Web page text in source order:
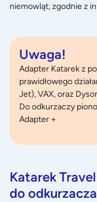
niemowląt, zgodnie z
Uwaga!
Adapter Katarek z
prawidłowego
Jet), VAX, oraz
Do odkurzaczy
Adapter +
Katarek
do